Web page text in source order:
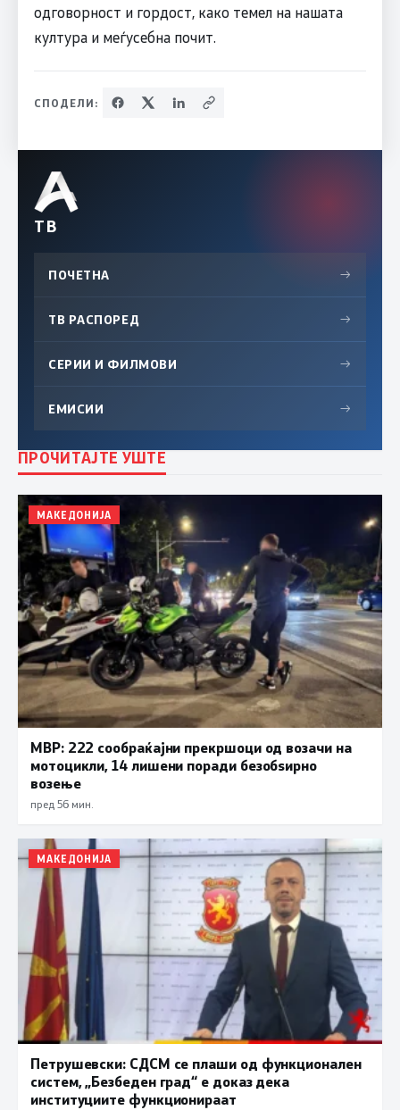
одговорност и гордост, како темел на нашата
култура и меѓусебна почит.
СПОДЕЛИ:
ТВ
ПОЧЕТНА →
ТВ РАСПОРЕД →
СЕРИИ И ФИЛМОВИ →
ЕМИСИИ →
ПРОЧИТАЈТЕ УШТЕ
МАКЕДОНИЈА
МВР: 222 сообраќајни прекршоци од возачи на
мотоцикли, 14 лишени поради безобѕирно
возење
пред 56 мин.
МАКЕДОНИЈА
Петрушевски: СДСМ се плаши од функционален
систем, „Безбеден град“ е доказ дека
институциите функционираат